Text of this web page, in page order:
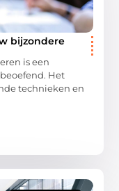
bijzondere
is een
Het
technieken en